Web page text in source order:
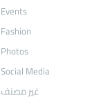
Events
Fashion
Photos
Social Media
غير مصنف